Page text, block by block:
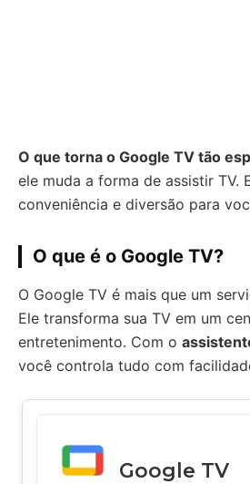
O que torna o Google TV tão
ele muda a forma de assistir TV.
conveniência e diversão para
O que é o Google TV?
O Google TV é mais que um
Ele transforma sua TV em um
entretenimento. Com o
você controla tudo com
Google TV